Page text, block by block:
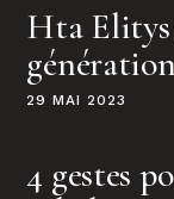
Hta Elitys
génération
29 MAI 2023
4 gestes